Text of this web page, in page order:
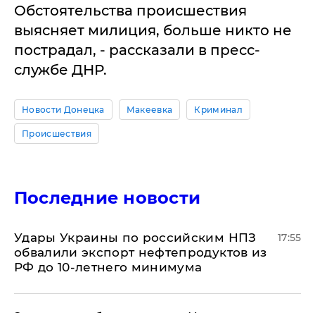
Обстоятельства происшествия
выясняет милиция, больше никто не
пострадал, - рассказали в пресс-
службе ДНР.
Новости Донецка Макеевка Криминал
Происшествия
Последние новости
Удары Украины по российским НПЗ
обвалили экспорт нефтепродуктов из
РФ до 10-летнего минимума
17:55